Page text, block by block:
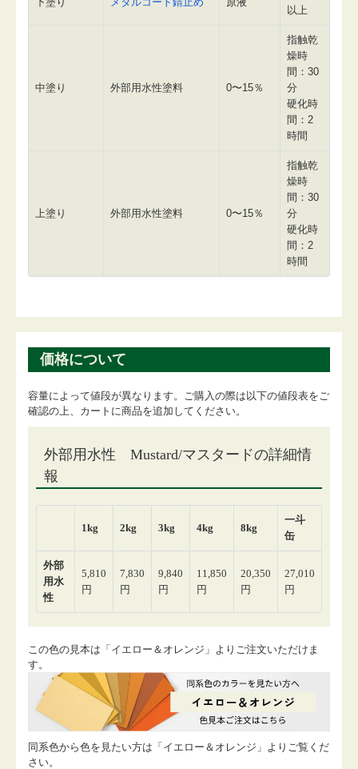
以上
中塗り 外部用水性塗料 0〜15％
指触乾
燥時
間：30
分
硬化時
間：2
時間
上塗り 外部用水性塗料 0〜15％
指触乾
燥時
間：30
分
硬化時
間：2
時間
価格について
容量によって値段が異なります。ご購入の際は以下の値段表をご
確認の上、カートに商品を追加してください。
この色の見本は「イエロー＆オレンジ」よりご注文いただけま
す。
同系色から色を見たい方は「イエロー＆オレンジ」よりご覧くだ
さい。